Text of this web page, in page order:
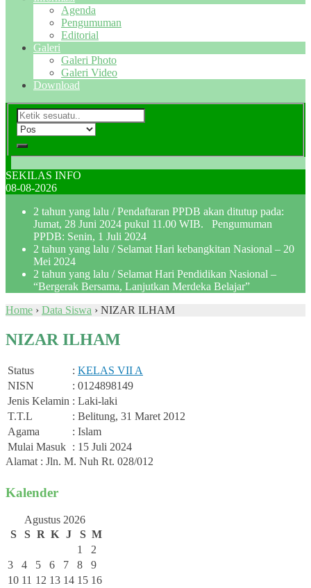
Agenda
Pengumuman
Editorial
Galeri
Galeri Photo
Galeri Video
Download
SEKILAS INFO
08-08-2026
2 tahun yang lalu / Pendaftaran PPDB akan ditutup pada:
Jumat, 28 Juni 2024 pukul 11.00 WIB. Pengumuman
PPDB: Senin, 1 Juli 2024
2 tahun yang lalu / Selamat Hari kebangkitan Nasional – 20
Mei 2024
2 tahun yang lalu / Selamat Hari Pendidikan Nasional –
“Bergerak Bersama, Lanjutkan Merdeka Belajar”
Home › Data Siswa › NIZAR ILHAM
NIZAR ILHAM
Status : KELAS VII A
NISN
: 0124898149
Jenis Kelamin : Laki-laki
T.T.L
: Belitung, 31 Maret 2012
Agama
: Islam
Mulai Masuk : 15 Juli 2024
Alamat : Jln. M. Nuh Rt. 028/012
Kalender
Agustus 2026
S
S R K J S M
1
2
3
4 5 6 7 8
9
10 11 12 13 14 15 16